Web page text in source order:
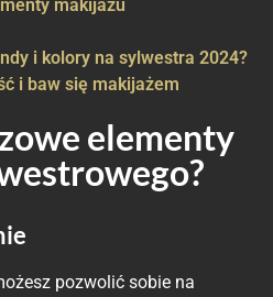
makijażu
i kolory na sylwestra 2024?
i baw się makijażem
elementy
pozwolić sobie na